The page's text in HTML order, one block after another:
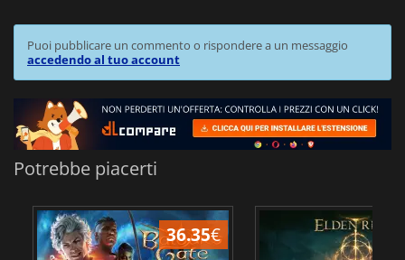
Puoi pubblicare un commento o rispondere a un messaggio
accedendo al tuo account
Potrebbe piacerti
36.35€